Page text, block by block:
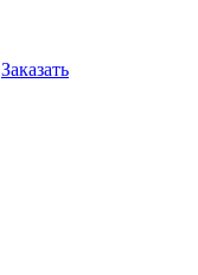
Заказать